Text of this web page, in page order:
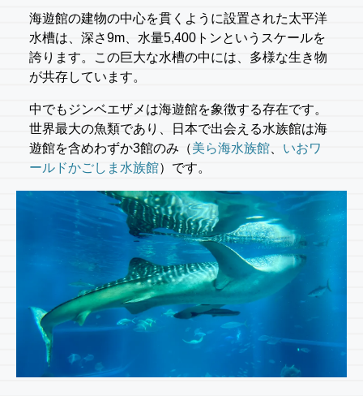
海遊館の建物の中心を貫くように設置された太平洋
水槽は、深さ9m、水量5,400トンというスケールを
誇ります。この巨大な水槽の中には、多様な生き物
が共存しています。
中でもジンベエザメは海遊館を象徴する存在です。
世界最大の魚類であり、日本で出会える水族館は海
遊館を含めわずか3館のみ（美ら海水族館、 いおワ
ールドかごしま水族館）です。